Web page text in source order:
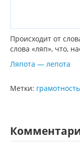
Происходит от
слова «ляп», что,
Ляпота — лепота
Метки: грамотность